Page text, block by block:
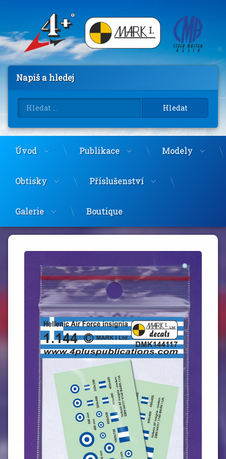
webu
Napiš a hledej
Vyhledávání
Úvod Publikace Modely
Obtisky Příslušenství
Galerie Boutique